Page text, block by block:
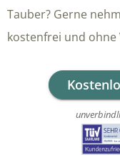
Tauber? Gerne
kostenfrei und